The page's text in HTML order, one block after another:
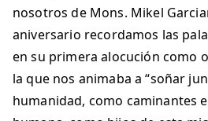
nosotros de Mons. Mikel
aniversario recordamos las
en su primera alocución como
la que nos animaba a “soñar
humanidad, como caminantes